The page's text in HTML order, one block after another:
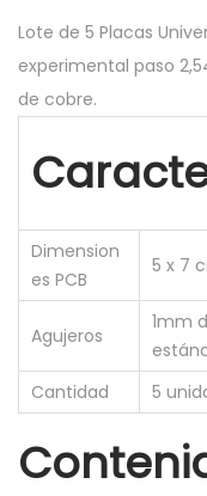
Lote de 5 Placas
experimental paso
de cobre.
Dimension
es PCB
5 x 7
Agujeros
1mm
Cantidad
5